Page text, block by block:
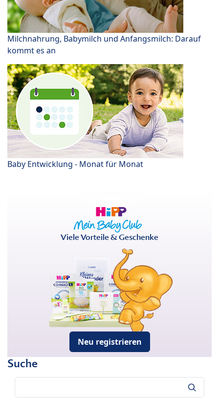
Milchnahrung, Babymilch und Anfangsmilch: Darauf
kommt es an
Baby Entwicklung - Monat für Monat
Viele Vorteile & Geschenke
Neu registrieren
Suche